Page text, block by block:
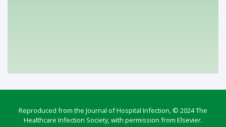
Reproduced from the Journal of Hospital Infection, © 2024 The
Healthcare Infection Society, with permission from Elsevier.